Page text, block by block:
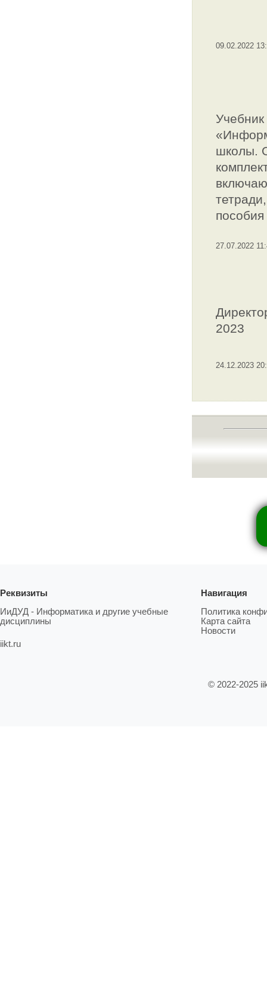
09.02.2022
школы.
27.07.2022
2023
24.12.2023
Реквизиты
ИиДУД - Информатика и другие учебные
дисциплины
iikt.ru
Навигация
Политика
Карта сайта
Новости
© 2022-2025